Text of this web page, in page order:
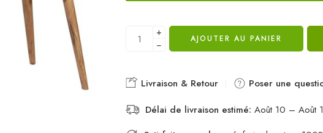
+
−
AJOUTER AU PANIER
Livraison & Retour
Poser une
Délai de livraison estimé: Août 10 – Août